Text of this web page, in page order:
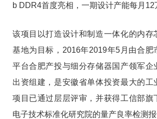
b DDR4首度亮相，一期设计产能每月12
该项目以打造设计和制造一体化的内存
基地为目标，2016年2019年5月由合肥
平台合肥产投与细分存储器国产领军企
出资组建，是安徽省单体投资最大的工
项目已通过层层评审，并获得工信部旗
电子技术标准化研究院的量产良率检测报